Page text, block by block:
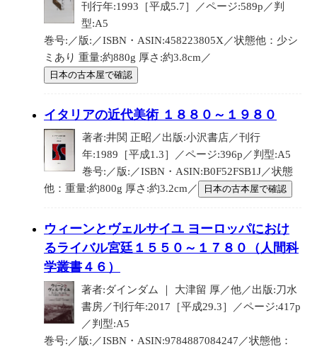
刊行年:1993［平成5.7］／ページ:589p／判
型:A5
巻号:／版:／ISBN・ASIN:458223805X／状態他：少シ
ミあり 重量:約880g 厚さ:約3.8cm／
日本の古本屋で確認
イタリアの近代美術 １８８０～１９８０
著者:井関 正昭／出版:小沢書店／刊行
年:1989［平成1.3］／ページ:396p／判型:A5
巻号:／版:／ISBN・ASIN:B0F52FSB1J／状態
他：重量:約800g 厚さ:約3.2cm／
日本の古本屋で確認
ウィーンとヴェルサイユ ヨーロッパにおけ
るライバル宮廷１５５０～１７８０（人間科
学叢書４６）
著者:ダインダム ｜ 大津留 厚／他／出版:刀水
書房／刊行年:2017［平成29.3］／ページ:417p
／判型:A5
巻号:／版:／ISBN・ASIN:9784887084247／状態他：